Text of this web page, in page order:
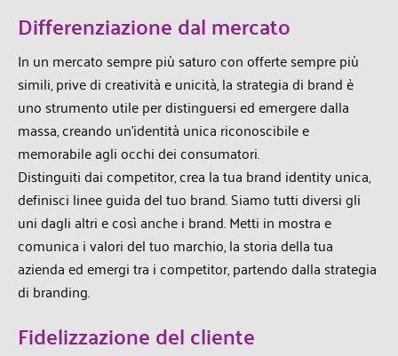
Differenziazione dal mercato
In un mercato sempre più saturo con offerte sempre più
simili, prive di creatività e unicità, la strategia di brand è
uno strumento utile per distinguersi ed emergere dalla
massa, creando un’identità unica riconoscibile e
memorabile agli occhi dei consumatori.
Distinguiti dai competitor, crea la tua brand identity unica,
definisci linee guida del tuo brand. Siamo tutti diversi gli
uni dagli altri e così anche i brand. Metti in mostra e
comunica i valori del tuo marchio, la storia della tua
azienda ed emergi tra i competitor, partendo dalla strategia
di branding.
Fidelizzazione del cliente